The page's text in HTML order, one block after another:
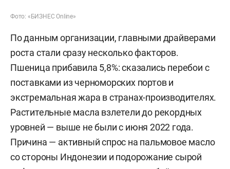
Фото: «БИЗНЕС Online»
По данным организации, главными драйверами
роста стали сразу несколько факторов.
Пшеница прибавила 5,8%: сказались перебои с
поставками из черноморских портов и
экстремальная жара в странах-производителях.
Растительные масла взлетели до рекордных
уровней — выше не были с июня 2022 года.
Причина — активный спрос на пальмовое масло
со стороны Индонезии и подорожание сырой